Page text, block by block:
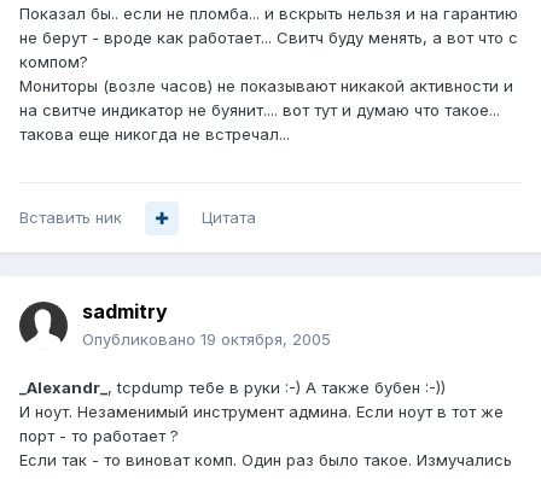
Показал бы.. если не пломба... и вскрыть нельзя и на гарантию
не берут - вроде как работает... Свитч буду менять, а вот что с
компом?
Мониторы (возле часов) не показывают никакой активности и
на свитче индикатор не буянит.... вот тут и думаю что такое...
такова еще никогда не встречал...
Вставить ник Цитата
sadmitry
Опубликовано 19 октября, 2005
_Alexandr_, tcpdump тебе в руки :-) А также бубен :-))
И ноут. Незаменимый инструмент админа. Если ноут в тот же
порт - то работает ?
Если так - то виноват комп. Один раз было такое. Измучались